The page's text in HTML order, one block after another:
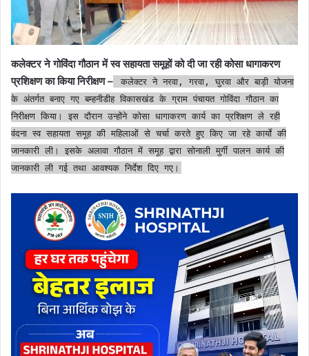
कलेक्टर ने गोविंदा गौठान में स्व सहायता समूहों को दी जा रही कोसा धागाकरण
प्रशिक्षण का किया निरीक्षण –
कलेक्टर ने नरवा, गरवा, घुरवा और बाड़ी योजना
के अंतर्गत बनाए गए बम्हनीडीह विकासखंड के ग्राम पंचायत गोविंदा गौठान का
निरीक्षण किया। इस दौरान उन्होंने कोसा धागाकरण कार्य का प्रशिक्षण ले रही
वंदना स्व सहायता समूह की महिलाओं से चर्चा करते हुए किए जा रहे कार्याे की
जानकारी ली। इसके अलावा गौठान में समूह द्वारा सोनाली मुर्गी पालन कार्य की
जानकारी ली गई तथा आवश्यक निर्देश दिए गए।